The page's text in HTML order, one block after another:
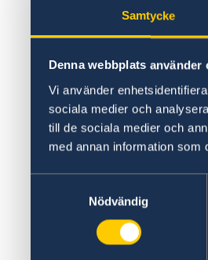
Samtycke
Denna webbplats använder
Vi använder
sociala medier och
till de sociala medier och
med annan information som
Nödvändig